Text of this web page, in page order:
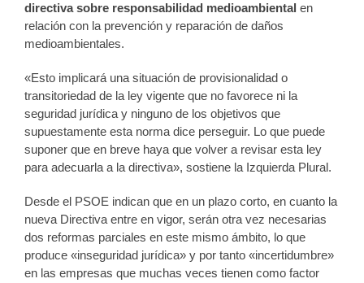
directiva sobre responsabilidad medioambiental en
relación con la prevención y reparación de daños
medioambientales.
«Esto implicará una situación de provisionalidad o
transitoriedad de la ley vigente que no favorece ni la
seguridad jurídica y ninguno de los objetivos que
supuestamente esta norma dice perseguir. Lo que puede
suponer que en breve haya que volver a revisar esta ley
para adecuarla a la directiva», sostiene la Izquierda Plural.
Desde el PSOE indican que en un plazo corto, en cuanto la
nueva Directiva entre en vigor, serán otra vez necesarias
dos reformas parciales en este mismo ámbito, lo que
produce «inseguridad jurídica» y por tanto «incertidumbre»
en las empresas que muchas veces tienen como factor